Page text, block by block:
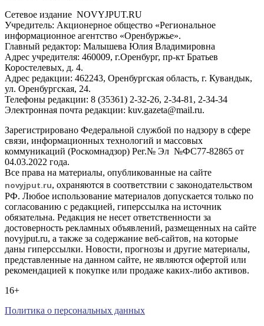
Сетевое издание NOVYJPUT.RU
Учредитель: Акционерное общество «Региональное
информационное агентство «Оренбуржье».
Главный редактор: Малышева Юлия Владимировна
Адрес учредителя: 460009, г.Оренбург, пр-кт Братьев
Коростелевых, д. 4.
Адрес редакции: 462243, Оренбургская область, г. Кувандык,
ул. Оренбургская, 24.
Телефоны редакции: 8 (35361) 2-32-26, 2-34-81, 2-34-34
Электронная почта редакции: kuv.gazeta@mail.ru.
Зарегистрировано Федеральной службой по надзору в сфере
связи, информационных технологий и массовых
коммуникаций (Роскомнадзор) Рег.№ Эл №ФС77-82865 от
04.03.2022 года.
Все права на материалы, опубликованные на сайте
novyjput.ru, охраняются в соответствии с законодательством
РФ. Любое использование материалов допускается только по
согласованию с редакцией, гиперссылка на источник
обязательна. Редакция не несет ответственности за
достоверность рекламных объявлений, размещенных на сайте
novyjput.ru, а также за содержание веб-сайтов, на которые
даны гиперссылки. Новости, прогнозы и другие материалы,
представленные на данном сайте, не являются офертой или
рекомендацией к покупке или продаже каких-либо активов.
16+
Политика о персональных данных